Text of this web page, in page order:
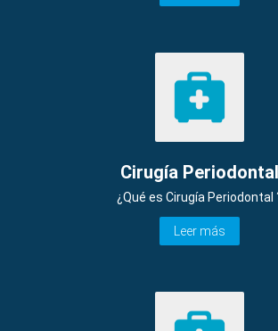
Cirugía Periodontal
¿Qué es Cirugía Periodontal
Leer más